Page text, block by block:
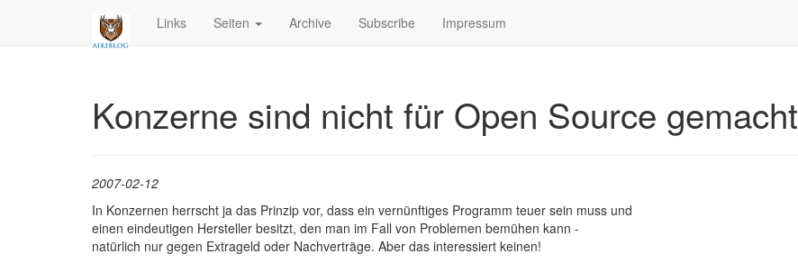
Links Seiten Archive Subscribe Impressum
Konzerne sind nicht für Open Source gemacht
2007-02-12
In Konzernen herrscht ja das Prinzip vor, dass ein vernünftiges Programm teuer sein muss und
einen eindeutigen Hersteller besitzt, den man im Fall von Problemen bemühen kann -
natürlich nur gegen Extrageld oder Nachverträge. Aber das interessiert keinen!